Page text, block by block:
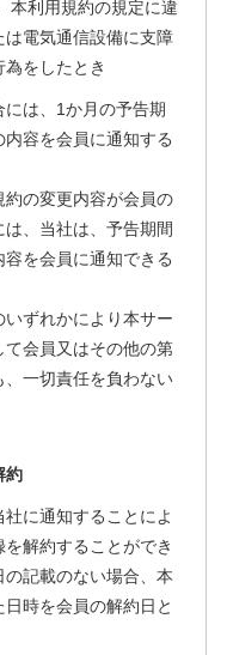
本利用規約の規定に違
電気通信設備に支障
をしたとき
には、1か月の予告期
容を会員に通知する
約の変更内容が会員の
、当社は、予告期間
を会員に通知できる
ずれかにより本サー
会員又はその他の第
一切責任を負わない
約
に通知することによ
解約することができ
記載のない場合、本
時を会員の解約日と